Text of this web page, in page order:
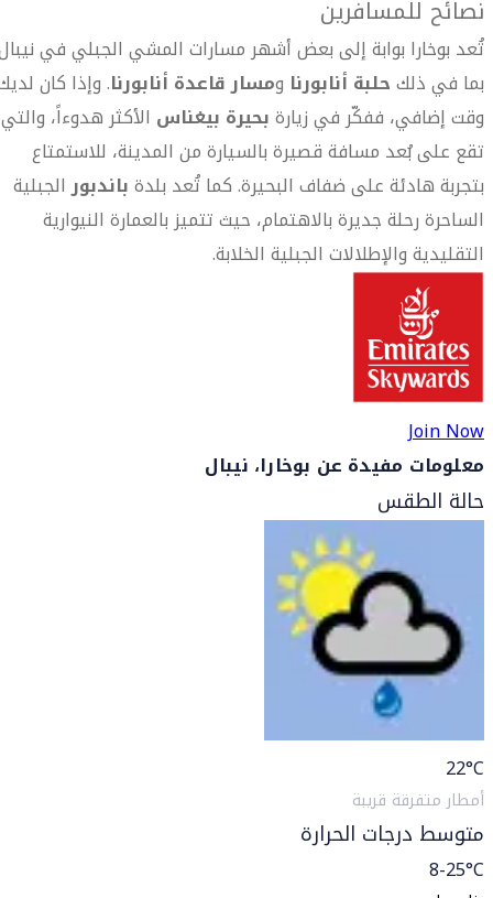
نصائح للمسافرين
تُعد بوخارا بوابة إلى بعض أشهر مسارات المشي الجبلي في
بما في ذلكحلبة أنابورنا ومسار قاعدة أنابورنا. وإذا كان
وقت إضافي، ففكّر في زيارةبحيرة بيغناس الأكثر هدوءاً، والتي
تقع على بُعد مسافة قصيرة بالسيارة من المدينة، للاستمتاع
بتجربة هادئة على ضفاف البحيرة. كما تُعد بلدةباندبورالجبلية
الساحرة رحلة جديرة بالاهتمام، حيث تتميز بالعمارة النيوارية
التقليدية والإطلالات الجبلية الخلابة.
Join Now
معلومات مفيدة عن بوخارا، نيبال
حالة الطقس
22°C
أمطار متفرقة قريبة
متوسط درجات الحرارة
8-25°C